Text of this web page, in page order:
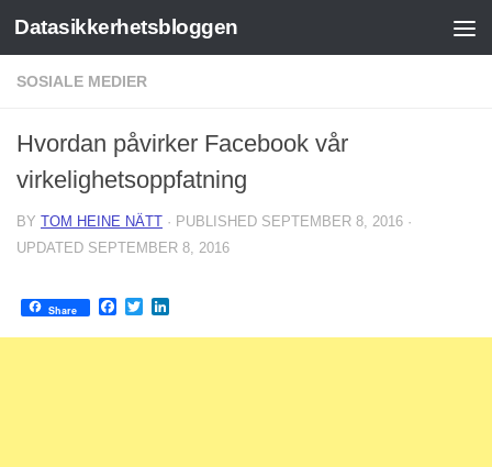
Skip to content
Datasikkerhetsbloggen
SOSIALE MEDIER
Hvordan påvirker Facebook vår
virkelighetsoppfatning
BY TOM HEINE NÄTT · PUBLISHED SEPTEMBER 8, 2016 ·
UPDATED SEPTEMBER 8, 2016
Share Facebook
Twitter